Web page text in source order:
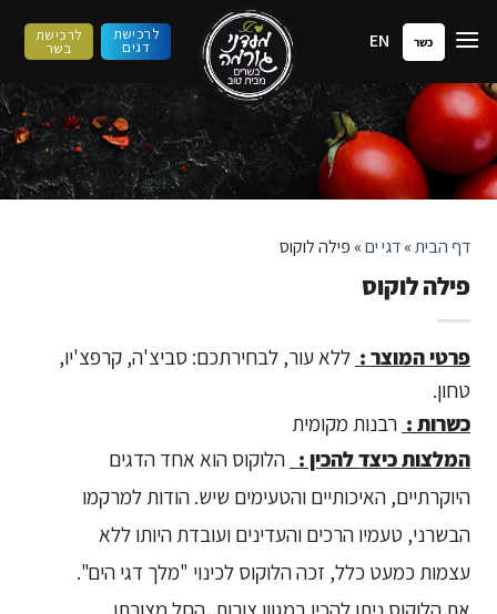
לתוכן
כשר EN לרכישת
דגים
לרכישת
בשר
דף הבית»דגי ים» פילה לוקוס
פילה לוקוס
פרטי המוצר : ללא עור, לבחירתכם: סביצ'ה, קרפצ'יו,
טחון.
כשרות : רבנות מקומית
המלצות כיצד להכין : הלוקוס הוא אחד הדגים
היוקרתיים, האיכותיים והטעימים שיש. הודות למרקמו
הבשרני, טעמיו הרכים והעדינים ועובדת היותו ללא
עצמות כמעט כלל, זכה הלוקוס לכינוי "מלך דגי הים".